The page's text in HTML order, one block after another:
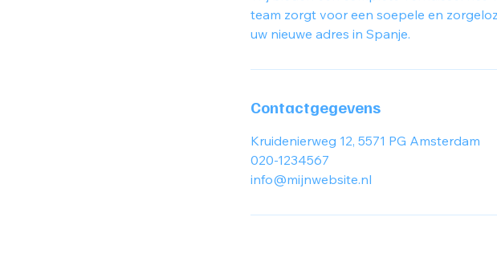
team zorgt voor een soepele en
uw nieuwe adres in Spanje.
Contactgegevens
Kruidenierweg 12, 5571 PG Amsterdam
020-1234567
info@mijnwebsite.nl